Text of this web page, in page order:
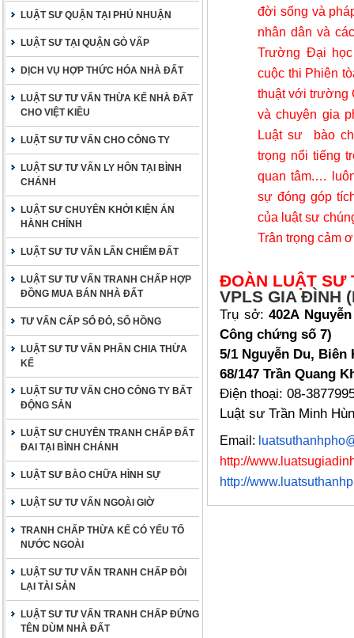
LUẬT SƯ QUẬN TẠI PHÚ NHUẬN
LUẬT SƯ TẠI QUẬN GÒ VẤP
DỊCH VỤ HỢP THỨC HÓA NHÀ ĐẤT
LUẬT SƯ TƯ VẤN THỪA KẾ NHÀ ĐẤT
CHO VIỆT KIỀU
LUẬT SƯ TƯ VẤN CHO CÔNG TY
LUẬT SƯ TƯ VẤN LY HÔN TẠI BÌNH
CHÁNH
LUẬT SƯ CHUYÊN KHỞI KIỆN ÁN
HÀNH CHÍNH
LUẬT SƯ TƯ VẤN LẤN CHIẾM ĐẤT
LUẬT SƯ TƯ VẤN TRANH CHẤP HỢP
ĐỒNG MUA BÁN NHÀ ĐẤT
TƯ VẤN CẤP SỔ ĐỎ, SỔ HỒNG
LUẬT SƯ TƯ VẤN PHÂN CHIA THỪA
KẾ
LUẬT SƯ TƯ VẤN CHO CÔNG TY BẤT
ĐỘNG SẢN
LUẬT SƯ CHUYÊN TRANH CHẤP ĐẤT
ĐAI TẠI BÌNH CHÁNH
LUẬT SƯ BÀO CHỮA HÌNH SỰ
LUẬT SƯ TƯ VẤN NGOÀI GIỜ
TRANH CHẤP THỪA KẾ CÓ YẾU TỐ
NƯỚC NGOÀI
LUẬT SƯ TƯ VẤN TRANH CHẤP ĐÒI
LẠI TÀI SẢN
LUẬT SƯ TƯ VẤN TRANH CHẤP ĐỨNG
TÊN DÙM NHÀ ĐẤT
đời sống và
nhân dân và
Trường Đại
cuộc thi Phiên
thuật với trường
và chuyên gia
Luật sư
bào
trọng nổi tiếng
quan tâm.…
sự đóng góp
của luật sư
Trân trọng cảm
ĐOÀN LUẬT SƯ
VPLS GIA ĐÌNH
Trụ sở:402A
Công chứng số 7)
5/1 Nguyễn Du,
68/147 Trần Quang
Điện thoại: 08-
Luật sư Trần Minh
Email:
http://
http://